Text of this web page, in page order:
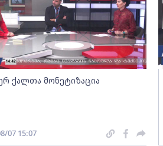
ქალთა მონეტიზაცია
07 15:07